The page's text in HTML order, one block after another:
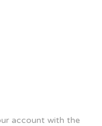
account with the